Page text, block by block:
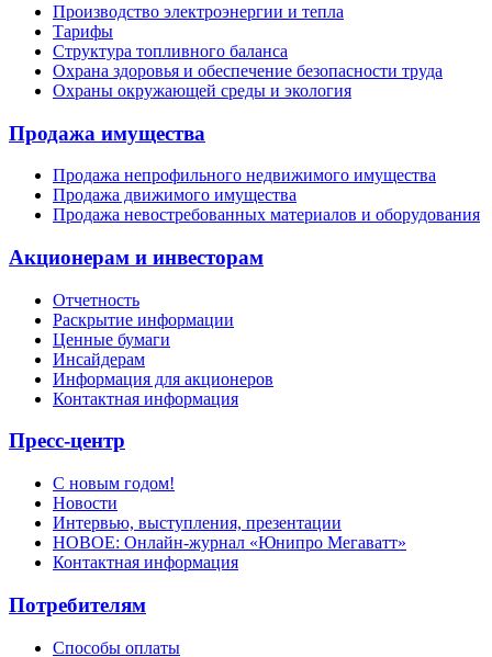
Производство электроэнергии и тепла
Тарифы
Структура топливного баланса
Охрана здоровья и обеспечение безопасности труда
Охраны окружающей среды и экология
Продажа имущества
Продажа непрофильного недвижимого имущества
Продажа движимого имущества
Продажа невостребованных материалов и оборудования
Акционерам и инвесторам
Отчетность
Раскрытие информации
Ценные бумаги
Инсайдерам
Информация для акционеров
Контактная информация
Пресс-центр
С новым годом!
Новости
Интервью, выступления, презентации
НОВОЕ: Онлайн-журнал «Юнипро Мегаватт»
Контактная информация
Потребителям
Способы оплаты